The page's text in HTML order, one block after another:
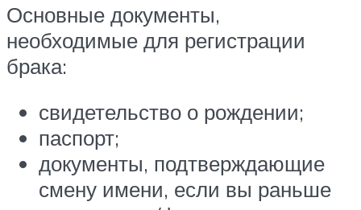
Основные документы,
необходимые для регистрации
брака:
свидетельство о рождении;
паспорт;
документы, подтверждающие
смену имени, если вы раньше